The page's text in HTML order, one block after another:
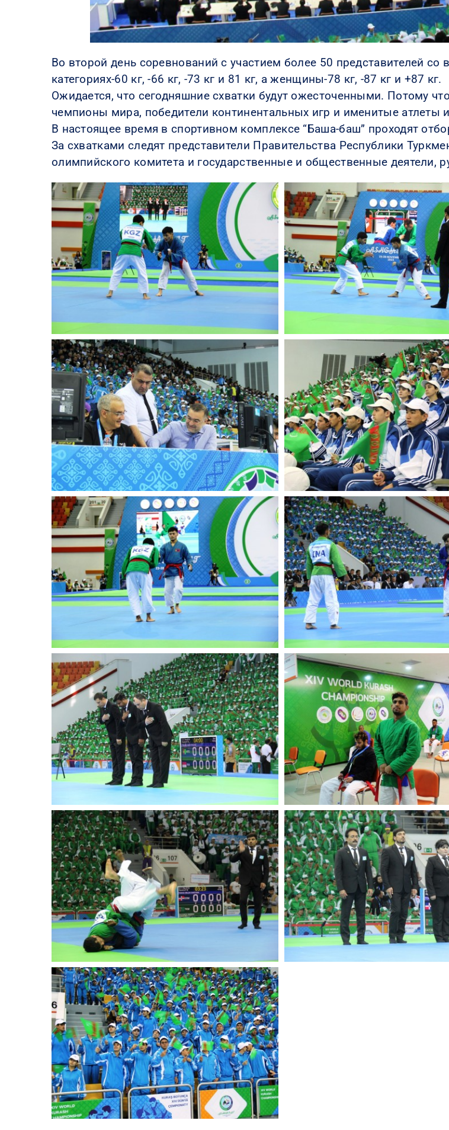
Во второй день соревнований с участием более 50 представителей
категориях-60 кг, -66 кг, -73 кг и 81 кг, а женщины-78 кг, -87 кг и +87 кг.
Ожидается, что сегодняшние схватки будут ожесточенными. Потому
чемпионы мира, победители континентальных игр и именитые атлеты
В настоящее время в спортивном комплексе “Баша-баш” проходят
За схватками следят представители Правительства Республики
олимпийского комитета и государственные и общественные